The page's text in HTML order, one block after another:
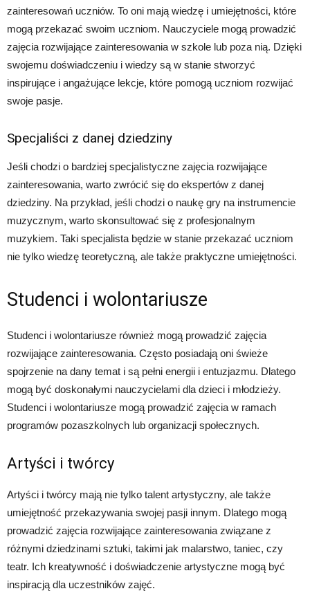
zainteresowań uczniów. To oni mają wiedzę i umiejętności, które
mogą przekazać swoim uczniom. Nauczyciele mogą prowadzić
zajęcia rozwijające zainteresowania w szkole lub poza nią. Dzięki
swojemu doświadczeniu i wiedzy są w stanie stworzyć
inspirujące i angażujące lekcje, które pomogą uczniom rozwijać
swoje pasje.
Specjaliści z danej dziedziny
Jeśli chodzi o bardziej specjalistyczne zajęcia rozwijające
zainteresowania, warto zwrócić się do ekspertów z danej
dziedziny. Na przykład, jeśli chodzi o naukę gry na instrumencie
muzycznym, warto skonsultować się z profesjonalnym
muzykiem. Taki specjalista będzie w stanie przekazać uczniom
nie tylko wiedzę teoretyczną, ale także praktyczne umiejętności.
Studenci i wolontariusze
Studenci i wolontariusze również mogą prowadzić zajęcia
rozwijające zainteresowania. Często posiadają oni świeże
spojrzenie na dany temat i są pełni energii i entuzjazmu. Dlatego
mogą być doskonałymi nauczycielami dla dzieci i młodzieży.
Studenci i wolontariusze mogą prowadzić zajęcia w ramach
programów pozaszkolnych lub organizacji społecznych.
Artyści i twórcy
Artyści i twórcy mają nie tylko talent artystyczny, ale także
umiejętność przekazywania swojej pasji innym. Dlatego mogą
prowadzić zajęcia rozwijające zainteresowania związane z
różnymi dziedzinami sztuki, takimi jak malarstwo, taniec, czy
teatr. Ich kreatywność i doświadczenie artystyczne mogą być
inspiracją dla uczestników zajęć.